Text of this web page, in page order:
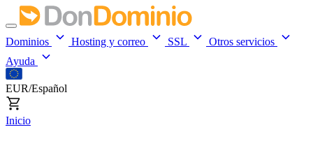
Dominios Hosting y correo SSL
Otros servicios
Ayuda
EUR/Español
Inicio